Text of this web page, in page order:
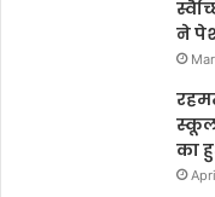
ने
स्कूल
का